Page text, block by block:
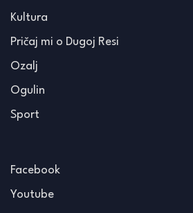
Kultura
Pričaj mi o Dugoj Resi
Ozalj
Ogulin
Sport
Facebook
Youtube